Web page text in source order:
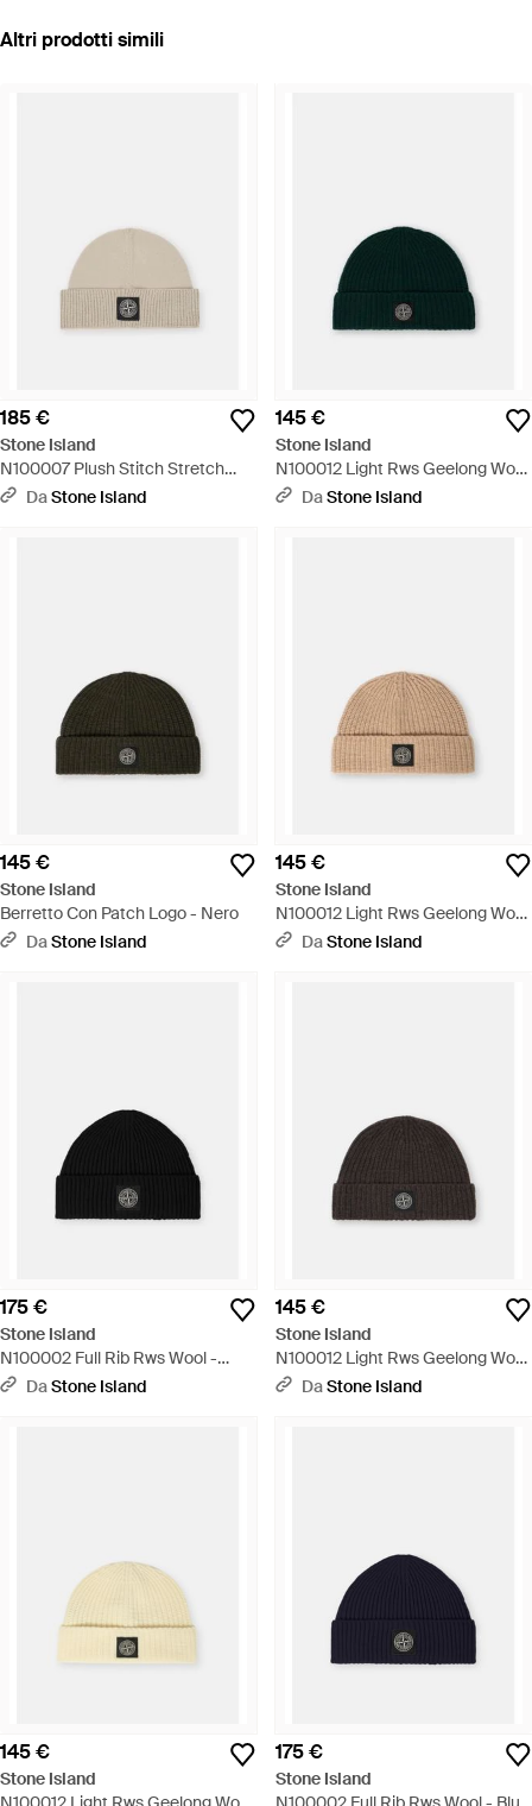
Altri prodotti simili
185 €
Stone Island
N100007 Plush Stitch Stretch
Rws Wool - Neutro
DaStone Island
145 €
Stone Island
N100012 Light Rws Geelong Wool
- Verde
DaStone Island
145 €
Stone Island
Berretto Con Patch Logo - Nero
DaStone Island
145 €
Stone Island
N100012 Light Rws Geelong Wool
- Neutro
DaStone Island
175 €
Stone Island
N100002 Full Rib Rws Wool -
NeroDaStone Island
145 €
Stone Island
N100012 Light Rws Geelong Wool
- Nero
DaStone Island
145 €
Stone Island
175 €
Stone Island